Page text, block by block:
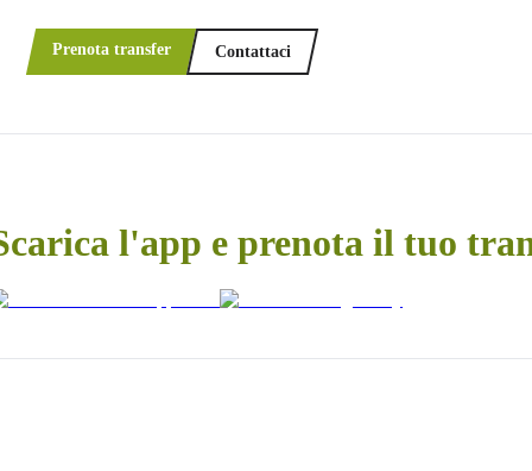
Prenota transfer Contattaci
l'app e prenota il tuo